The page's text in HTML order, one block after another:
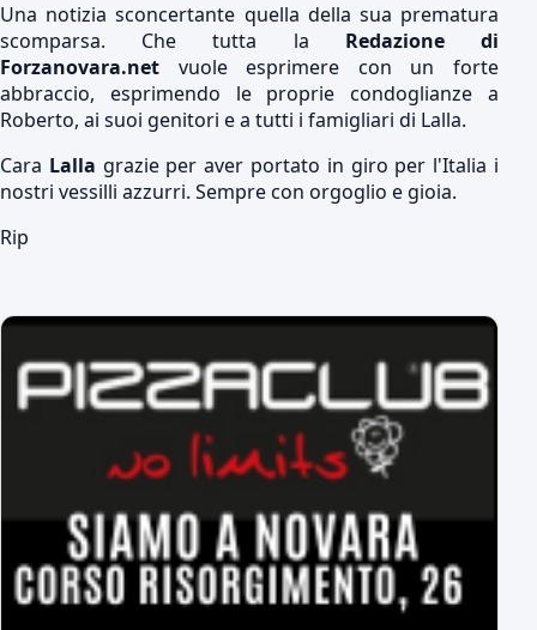
Una notizia sconcertante quella della sua prematura
scomparsa. Che tutta la Redazione di
Forzanovara.net vuole esprimere con un forte
abbraccio, esprimendo le proprie condoglianze a
Roberto, ai suoi genitori e a tutti i famigliari di Lalla.
Cara Lalla grazie per aver portato in giro per l'Italia i
nostri vessilli azzurri. Sempre con orgoglio e gioia.
Rip